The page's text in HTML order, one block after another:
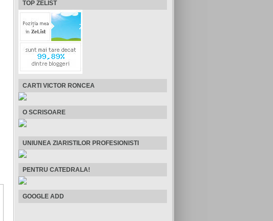
TOP ZELIST
CARTI VICTOR RONCEA
O SCRISOARE
UNIUNEA ZIARISTILOR PROFESIONISTI
PENTRU CATEDRALA!
GOOGLE ADD